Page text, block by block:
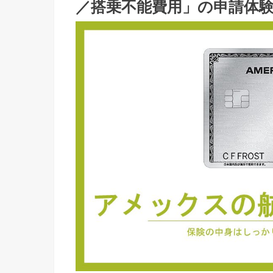
／搭乗不能費用」の申請体